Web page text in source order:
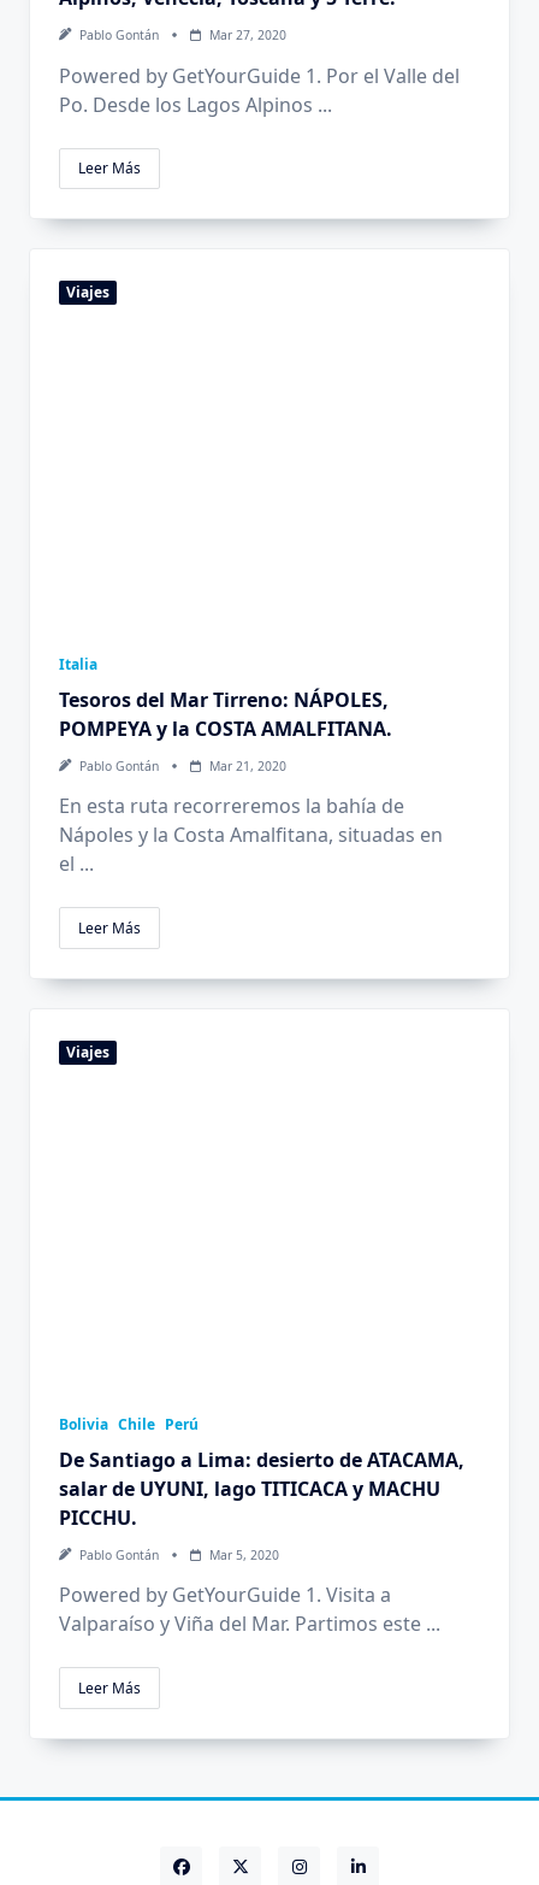
Pablo Gontán Mar 27, 2020
Powered by GetYourGuide 1. Por el Valle del
Po. Desde los Lagos Alpinos ...
Leer Más
Viajes
Italia
Tesoros del Mar Tirreno: NÁPOLES,
POMPEYA y la COSTA AMALFITANA.
Pablo Gontán Mar 21, 2020
En esta ruta recorreremos la bahía de
Nápoles y la Costa Amalfitana, situadas en
el ...
Leer Más
Viajes
Bolivia Chile Perú
De Santiago a Lima: desierto de ATACAMA,
salar de UYUNI, lago TITICACA y MACHU
PICCHU.
Pablo Gontán Mar 5, 2020
Powered by GetYourGuide 1. Visita a
Valparaíso y Viña del Mar. Partimos este ...
Leer Más